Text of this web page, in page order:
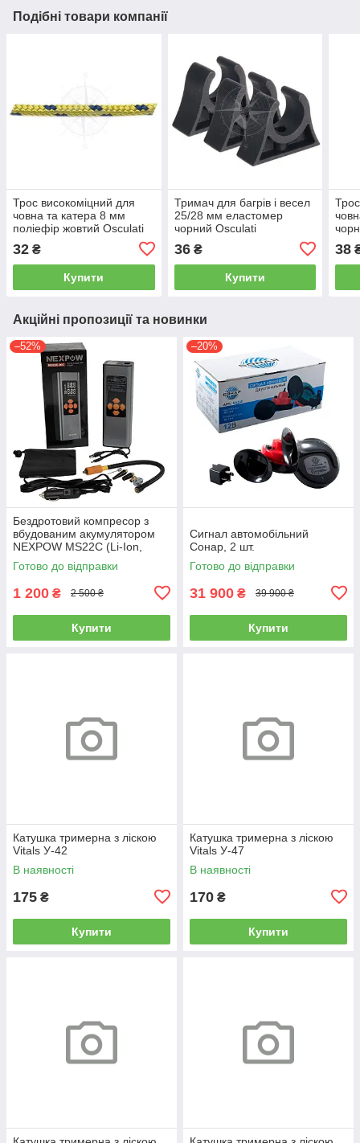
Подібні товари компанії
Трос високоміцний для
човна та катера 8 мм
поліефір жовтий Osculati
32 ₴
Купити
Тримач для багрів і весел
25/28 мм еластомер
чорний Osculati
36₴
Купити
38
Акційні пропозиції та новинки
–52%
Бездротовий компресор з
вбудованим акумулятором
NEXPOW MS22C (Li-Ion,
6000 mAh, 60W)
Готово до відправки
1 200 ₴ 2 500 ₴
Купити
–20%
Сигнал автомобільний
Сонар, 2 шт.
Готово до відправки
31 900 ₴ 39 900 ₴
Купити
Катушка тримерна з ліскою
Vitals У-42
В наявності
175 ₴
Купити
Катушка тримерна з ліскою
Vitals У-47
В наявності
170 ₴
Купити